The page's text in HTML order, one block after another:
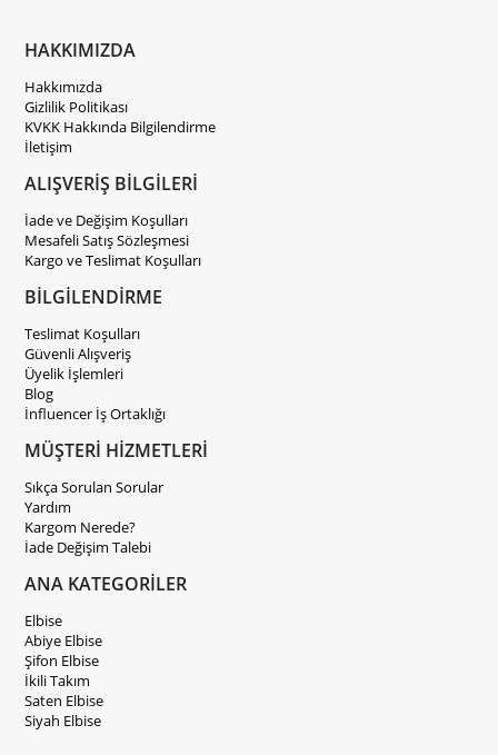
HAKKIMIZDA
Hakkımızda
Gizlilik Politikası
KVKK Hakkında Bilgilendirme
İletişim
ALIŞVERİŞ BİLGİLERİ
İade ve Değişim Koşulları
Mesafeli Satış Sözleşmesi
Kargo ve Teslimat Koşulları
BİLGİLENDİRME
Teslimat Koşulları
Güvenli Alışveriş
Üyelik İşlemleri
Blog
İnfluencer İş Ortaklığı
MÜŞTERİ HİZMETLERİ
Sıkça Sorulan Sorular
Yardım
Kargom Nerede?
İade Değişim Talebi
ANA KATEGORİLER
Elbise
Abiye Elbise
Şifon Elbise
İkili Takım
Saten Elbise
Siyah Elbise